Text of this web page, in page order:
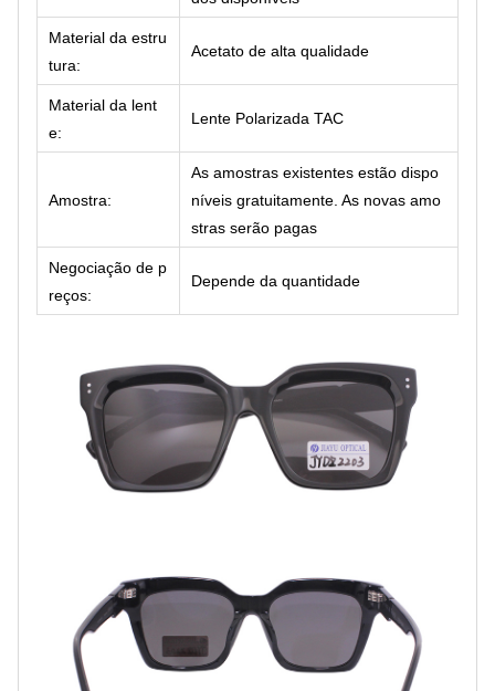
Material da estru
tura:
Acetato de alta qualidade
Material da lent
e:
Lente Polarizada TAC
Amostra:
As amostras existentes estão dispo
níveis gratuitamente. As novas amo
stras serão pagas
Negociação de p
reços:
Depende da quantidade